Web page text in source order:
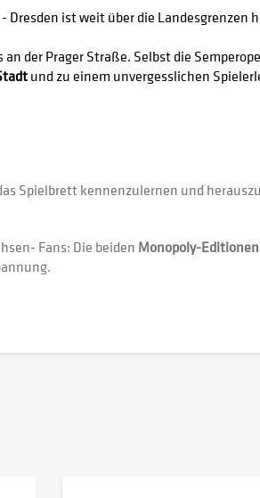
ist weit über die Landesgrenzen
der Prager Straße. Selbst die
und zu einem unvergesslichen
Spielbrett kennenzulernen und
Fans: Die beiden Monopoly-